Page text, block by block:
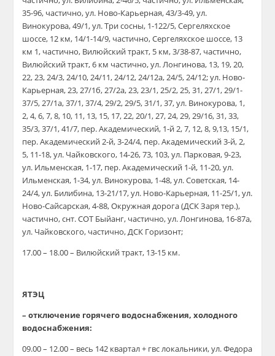
35-96, частично, ул. Ново-Карьерная, 43/3-49, ул.
Винокурова, 49/1, ул. Три сосны, 1-122/5, Сергеляхское
шоссе, 12 км, 14/1-14/9, частично, Сергеляхское шоссе, 13
км 1, частично, Вилюйский тракт, 5 км, 3/38-87, частично,
Вилюйский тракт, 6 км частично, ул. Лонгинова, 13, 19, 20,
22, 23, 24/3, 24/10, 24/11, 24/12, 24/12а, 24/5, 24/12; ул. Ново-
Карьерная, 23, 27/1б, 27/2а, 23, 23/1, 25/2, 25, 31, 27/1, 29/1-
37/5, 27/1а, 37/1, 37/4, 29/2, 29/5, 31/1, 37, ул. Винокурова, 1,
2, 4, 6, 7, 8, 10, 11, 13, 15, 17, 22, 20/1, 27, 24, 29, 29/16, 31, 33,
35/3, 37/1, 41/7, пер. Академический, 1-й 2, 7, 12, 8, 9,13, 15/1,
пер. Академический 2-й, 3-24/4, пер. Академический 3-й, 2,
5, 11-18, ул. Чайковского, 14-26, 73, 103, ул. Парковая, 9-23,
ул. Ильменская, 1-17, пер. Академический 1-й, 11-20, ул.
Ильменская, 1-34, ул. Винокурова, 1-48, ул. Советская, 14-
24/4, ул. Билибина, 13-21/17, ул. Ново-Карьерная, 11-25/1, ул.
Ново-Сайсарская, 4-88, Окружная дорога (ДСК Заря тер.),
частично, снт. СОТ Быйанг, частично, ул. Лонгинова, 16-87а,
ул. Чайковского, частично, ДСК Горизонт;
17.00 – 18.00 – Вилюйский тракт, 13-15 км.
ЯТЭЦ
– отключение горячего водоснабжения, холодного
водоснабжения:
09.00 – 12.00 – весь 142 квартал + гвс локальники, ул. Федора